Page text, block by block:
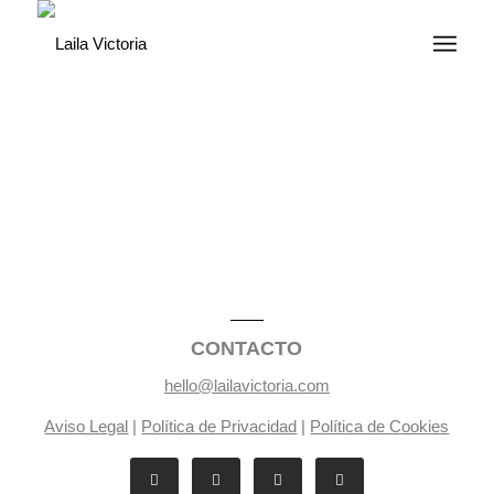
CONTACTO
hello@lailavictoria.com
Aviso Legal | Política de Privacidad | Política de Cookies